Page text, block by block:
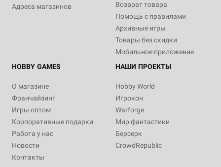
Адреса магазинов
Возврат товара
Помощь с правилами
Архивные игры
Товары без скидки
Мобильное приложение
HOBBY GAMES
О магазине
Франчайзинг
Игры оптом
Корпоративные подарки
Работа у нас
Новости
Контакты
НАШИ ПРОЕКТЫ
Hobby World
Игрокон
Warforge
Мир фантастики
Берсерк
CrowdRepublic